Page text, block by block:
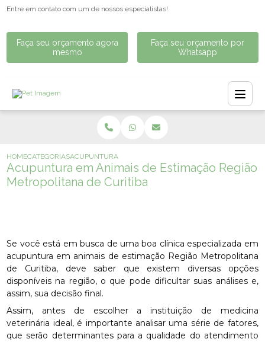
Entre em contato com um de nossos especialistas!
Faça seu orçamento agora
mesmo
Faça seu orçamento por
Whatsapp
HOMECATEGORIASACUPUNTURA EM ANIMAIS DE ESTIMAÇÃO REGIÃO
Acupuntura em Animais de Estimação Região
Metropolitana de Curitiba
Se você está em busca de uma boa clínica especializada em
acupuntura em animais de estimação Região Metropolitana
de Curitiba, deve saber que existem diversas opções
disponíveis na região, o que pode dificultar suas análises e,
assim, sua decisão final.
Assim, antes de escolher a instituição de medicina
veterinária ideal, é importante analisar uma série de fatores,
que serão determinantes para a qualidade do atendimento